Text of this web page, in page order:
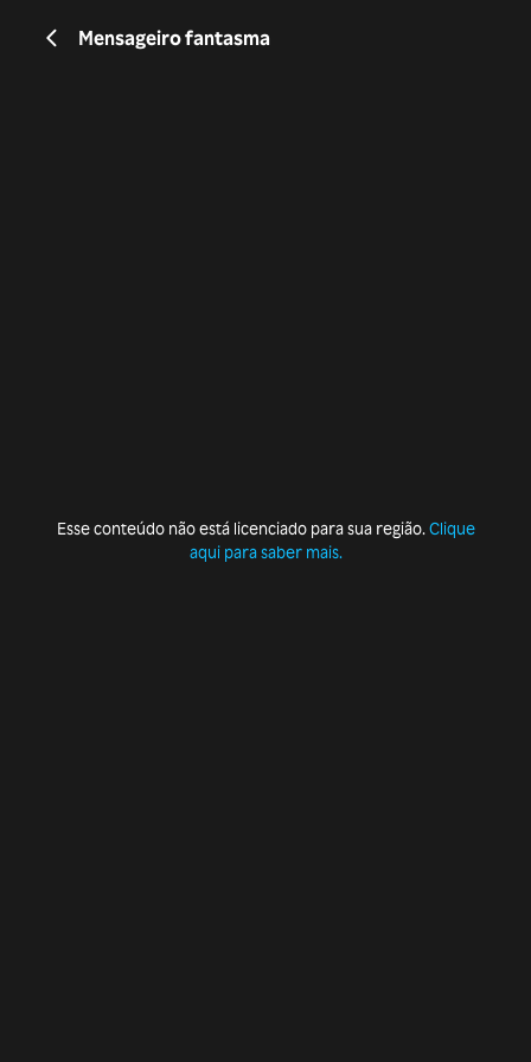
Mensageiro fantasma
Esse conteúdo não está licenciado para sua região. Clique
aqui para saber mais.